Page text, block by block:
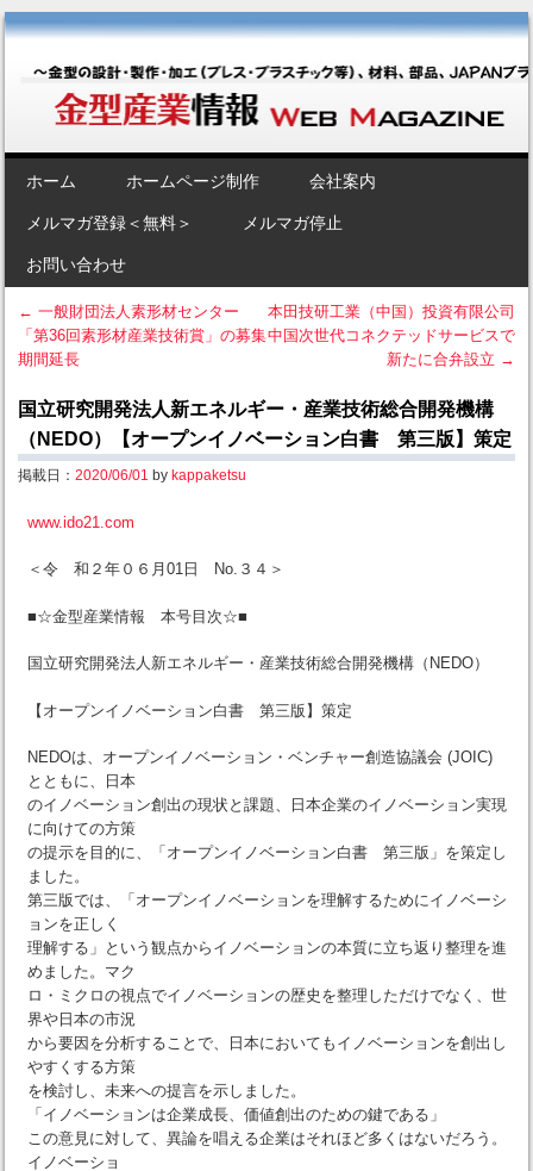
金型産業情報 [Web Magazine]
JAPANブランド“金型”のポータルサイト～
Menu
SKIP TO CONTENT
ホーム ホームページ制作 会社案内
メルマガ登録＜無料＞ メルマガ停止
お問い合わせ
Post navigation
← 一般財団法人素形材センター
「第36回素形材産業技術賞」の募集
期間延長
本田技研工業（中国）投資有限公司
中国次世代コネクテッドサービスで
新たに合弁設立 →
国立研究開発法人新エネルギー・産業技術総合開発機構
（NEDO）【オープンイノベーション白書 第三版】策定
掲載日： 2020/06/01 by kappaketsu
www.ido21.com
＜令 和２年０６月01日 No.３４＞
■☆金型産業情報 本号目次☆■
国立研究開発法人新エネルギー・産業技術総合開発機構（NEDO）
【オープンイノベーション白書 第三版】策定
NEDOは、オープンイノベーション・ベンチャー創造協議会 (JOIC)
とともに、日本
のイノベーション創出の現状と課題、日本企業のイノベーション実現
に向けての方策
の提示を目的に、「オープンイノベーション白書 第三版」を策定し
ました。
第三版では、「オープンイノベーションを理解するためにイノベーシ
ョンを正しく
理解する」という観点からイノベーションの本質に立ち返り整理を進
めました。マク
ロ・ミクロの視点でイノベーションの歴史を整理しただけでなく、世
界や日本の市況
から要因を分析することで、日本においてもイノベーションを創出し
やすくする方策
を検討し、未来への提言を示しました。
「イノベーションは企業成長、価値創出のための鍵である」
この意見に対して、異論を唱える企業はそれほど多くはないだろう。
イノベーショ